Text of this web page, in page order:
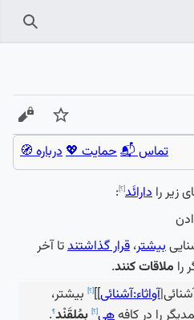
پیگیری
تماس 📬حمایت 💖درباره 🧭
زیر را دارائَد[؟]:
بیشتر، قرار گذاشتندتا آخر
را ملاقات کنند.
آواثاء:آشنائی]][؟] بیشتر،
را در کافههی[؟] بِمُلِقَنْد؟.